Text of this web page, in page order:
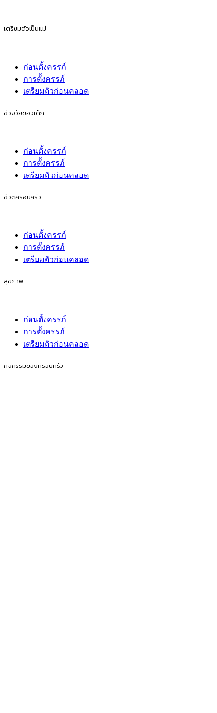
เตรียมตัวเป็นแม่
ก่อนตั้งครรภ์
การตั้งครรภ์
เตรียมตัวก่อนคลอด
ช่วงวัยของเด็ก
ก่อนตั้งครรภ์
การตั้งครรภ์
เตรียมตัวก่อนคลอด
ชีวิตครอบครัว
ก่อนตั้งครรภ์
การตั้งครรภ์
เตรียมตัวก่อนคลอด
สุขภาพ
ก่อนตั้งครรภ์
การตั้งครรภ์
เตรียมตัวก่อนคลอด
กิจกรรมของครอบครัว